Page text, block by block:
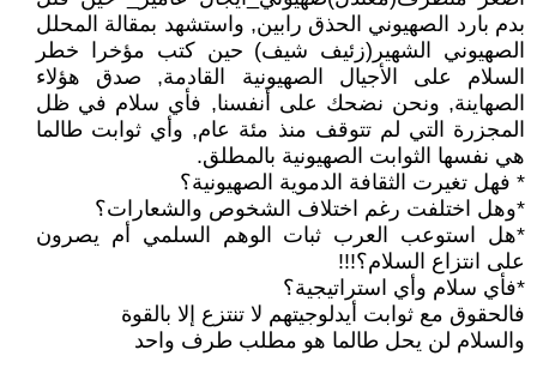
بدم بارد الصهيوني الحذق رابين, واستشهد بمقالة المحلل
الصهيوني الشهير(زئيف شيف) حين كتب مؤخرا خطر
السلام على الأجيال الصهيونية القادمة, صدق هؤلاء
الصهاينة, ونحن نضحك على أنفسنا, فأي سلام في ظل
المجزرة التي لم تتوقف منذ مئة عام, وأي ثوابت طالما
هي نفسها الثوابت الصهيونية بالمطلق.
* فهل تغيرت الثقافة الدموية الصهيونية؟
*وهل اختلفت رغم اختلاف الشخوص والشعارات؟
*هل استوعب العرب ثبات الوهم السلمي أم يصرون
على انتزاع السلام؟!!!
*فأي سلام وأي استراتيجية؟
فالحقوق مع ثوابت أيدلوجيتهم لا تنتزع إلا بالقوة
والسلام لن يحل طالما هو مطلب طرف واحد